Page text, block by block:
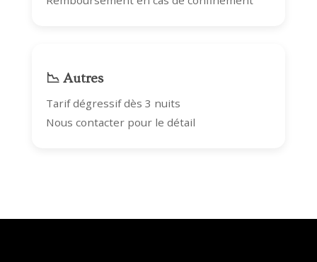
📉 Autres
Tarif dégressif dès 3 nuits
Nous contacter pour le détail